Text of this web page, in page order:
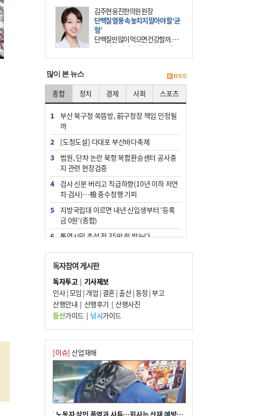
김주현 웅진한의원 원장
단백질 열풍 속 놓치지 말아야 할 ‘균
형’
단백질만 많이 먹으면 건강할까. 요
즘 건강을 이야기할 때 빠지지 않는
키워드가 단백질이다. 헬스장을 다니
많이 본 뉴스
종합 정치 경제 사회 스포츠
1
부산 북구청 쑥뜸방, 前구청장 책임 인정될
까
2
[도청도설] 다대포 부산바다축제
3
법원, 단차 논란 북항 복합환승센터 공사중
지 관련 현장검증
4
검사 신분 버리고 직급하향(10년 이하 저연
차 검사)…檢 중수청행 기피
5
지방국립대 이르면 내년 신입생부터 ‘등록
금 0원’(종합)
6
통영시민 추석 전 35만 원 받는다
7
부산 철강공장 50대 노동자 추락사
8
국힘 부산시당, ‘정이한 조력’ 시의원 윤리
위에…‘한동훈 지지’도 신고접수
9
탄소흡수력 높여 폭염 대응…부산 도시숲
지도 다시 그린다
10 지역 상권도 말라죽을 판이라…가뭄 속 밀
양물축제 강행 논란
독자참여 게시판
독자투고| 기사제보
인사|모임 | 개업 | 결혼|출산|동정 |부고
산행안내 | 산행후기 | 산행사진
등산가이드| 낚시가이드
[이슈] 산업재해
노동자 살인 폭염과 사투…회사는 산재 예방·전기료 절감 전력